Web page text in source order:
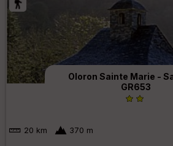
Oloron Sainte Marie -
GR653
20 km 370 m